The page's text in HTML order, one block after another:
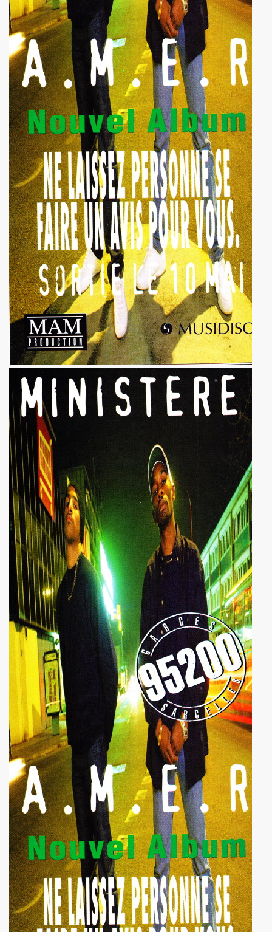
12 octobre 2023 a Paris pour la promotion de l album
2022, film de GERARD KRAWCZYK, avec PAULINE
le 10 mars 2022 aux Disquaires, les 23 et 30 avril 2023
par PHILIPPE ALMOSNINO & co + YAROL
"AJASPHERE" le 23 novembre 2022 au Pop Up du
11 janvier 2023 et du 4 au 12 mai 2023 pour la suite et
("Start Walkin' 1965-1976"), le 17 avril 2005 au Grand
concerts "SUPERLUNE", le 3 juin 2022 au New
13 octobre 2022 a l'Olympia (Paris) + l'album "TEATRO
11 novembre 2022 a Paris pour l enregistrement de
le 21 mai 2022 au Zenith (Paris) : compte rendu
au 11 juin 2022 a Paris.
au 4 avril 2022 a Paris pour l enregistrement de deux
l album "SUPER LUNE", le 11 decembre 2021 a l
jouent JOHNNY HALLYDAY, le 5 decembre 2021, au
: les Mémoires du batteur de VINCE TAYLOR et
Berlin"), concert "Paradigmes" le 7 octobre 2021
(piano), concerts "Dans la peau" les 5 et 6 octobre
Berlin"), premier concert avec public du
de JACQUES DUVALL, musique de LEONARD
avec ALEXANDRE WETTER : chronique detaillee.
(2016) de DR JOHN COOPER CLARKE et HUGH
BENJAMIN SIKSOU dans "LES SOULIERS
FRANCE le 7 decembre 2019 au Silencio (Paris) :
d'ICI PARIS : chronique detaillee.
FAMILY les 19 et 20 decembre 2019 a La
Du 16 au 22 novembre 2019 pour l expo "La fabrique
de MARIE FRANCE (realise et compose par
VICTOR dans "Tribu Move" (octobre 2019) pour
de MARIE FRANCE dans "Liberation" (19 et
dans "ROCKFOLKsvp" (novembre 2019), par
de MARIE FRANCE par JEAN WILLIAM
textes de PATRICK LOISEAU, produit par RENAUD) de
album "Tendre assassine" dans le mensuel "Causeur"
15 septembre 2019 a Paris pour la promotion de son
de vague à l'âme", "Tendre assassine") le 10 juillet